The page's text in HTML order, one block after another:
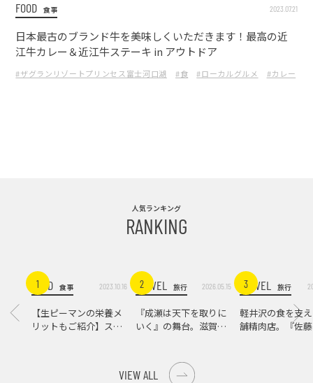
FOOD 食事 2023.07.21
日本最古のブランド牛を美味しくいただきます！最高の近
江牛カレー＆近江牛ステーキ in アウトドア
#ザグランリゾートプリンセス富士河口湖 #食 #ローカルグルメ #カレー
人気ランキング
RANKING
1FOOD 食事 2023.10.16
【生ピーマンの栄養メ
リットもご紹介】スパ
2
TRAVEL 旅行 2026.05.15
『成瀬は天下を取りに
いく』の舞台。滋賀県
3
TRAVEL 旅行
軽井沢の食を支
舗精肉店。『佐
VIEW ALL